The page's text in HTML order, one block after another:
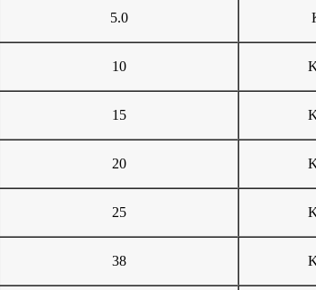
5.0
10
15
20
25
38